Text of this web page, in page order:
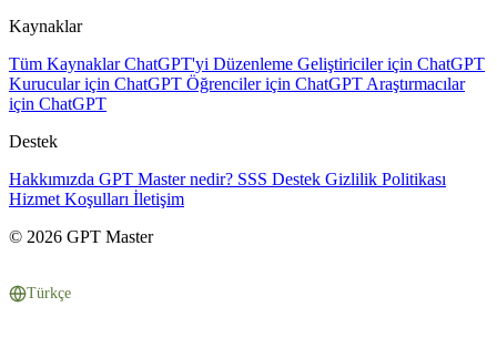
Kaynaklar
Tüm KaynaklarChatGPT'yi Düzenleme Geliştiriciler için ChatGPT
Kurucular için ChatGPT Öğrenciler için ChatGPT Araştırmacılar
için ChatGPT
Destek
Hakkımızda GPT Master nedir? SSS Destek Gizlilik Politikası
Hizmet Koşulları İletişim
© 2026 GPT Master
Türkçe